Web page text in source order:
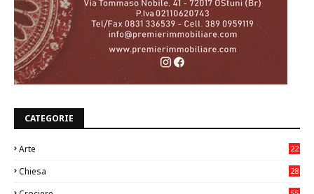
CATEGORIE
Arte
22
Chiesa
28